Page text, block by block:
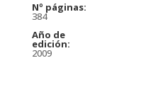
Nº páginas:
384
Año de
edición:
2009